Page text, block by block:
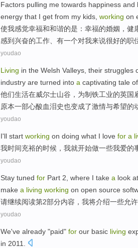
Factors pulling me towards happiness and
energy that I get from my kids, working on
使我感觉幸福和和谐的是 ： 幸福的婚姻 ， 健
感到兴奋的工作、 有一个对我来说很好的职
youdao
Living in the Welsh Valleys their struggles
industry are turned into a captivating tale
他们生活在威尔士山谷 ， 为制铁工业的英国
原本一部心酸血泪史也变成了激情与希望的
youdao
I'll start working on doing what I love for a
我时间充裕的时候 ，我就开始做一些我爱的
youdao
Stay tuned for Part 2 , where I take a look at
make a living working on open source
请继续阅读第2部分内容 ， 我将介绍一些允许
youdao
We've already "paid" for our basic living
in 2011.